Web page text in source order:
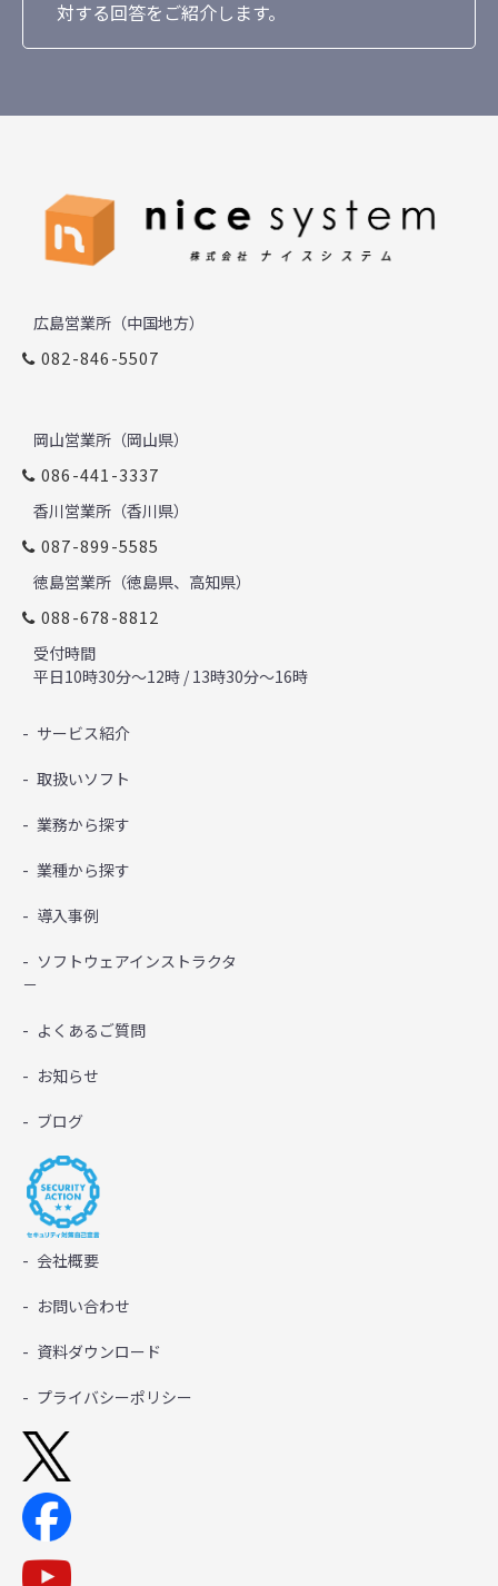
対する回答をご紹介します。
広島営業所（中国地方）
082-846-5507
岡山営業所（岡山県）
086-441-3337
香川営業所（香川県）
087-899-5585
徳島営業所（徳島県、高知県）
088-678-8812
受付時間
平日10時30分～12時 / 13時30分～16時
サービス紹介
取扱いソフト
業務から探す
業種から探す
導入事例
ソフトウェアインストラクタ
－
よくあるご質問
お知らせ
ブログ
会社概要
お問い合わせ
資料ダウンロード
プライバシーポリシー